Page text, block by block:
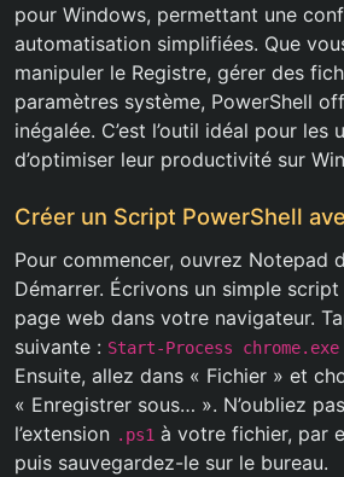
pour Windows, permettant une
automatisation simplifiées. Que
manipuler le Registre, gérer des
paramètres système, PowerShell
inégalée. C’est l’outil idéal pour les
d’optimiser leur productivité sur
Créer un Script PowerShell
Pour commencer, ouvrez Notepad
Démarrer. Écrivons un simple
page web dans votre navigateur.
suivante : Start-Process chrome.exe
Ensuite, allez dans « Fichier » et
« Enregistrer sous… ». N’oubliez
l’extension .ps1 à votre fichier, par
puis sauvegardez-le sur le bureau.